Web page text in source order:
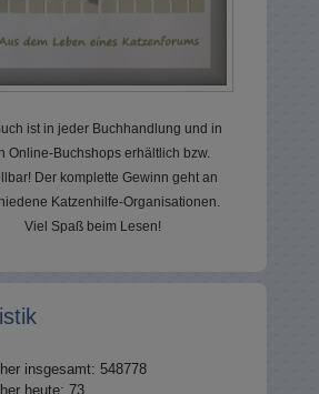
ist in jeder Buchhandlung und in
Online-Buchshops erhältlich bzw.
Der komplette Gewinn geht an
Katzenhilfe-Organisationen.
Viel Spaß beim Lesen!
insgesamt: 548778
heute: 73